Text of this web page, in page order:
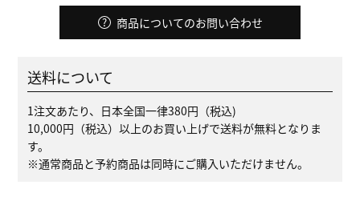
商品についてのお問い合わせ
送料について
1注文あたり、日本全国一律380円（税込)
10,000円（税込）以上のお買い上げで送料が無料となりま
す。
※通常商品と予約商品は同時にご購入いただけません。